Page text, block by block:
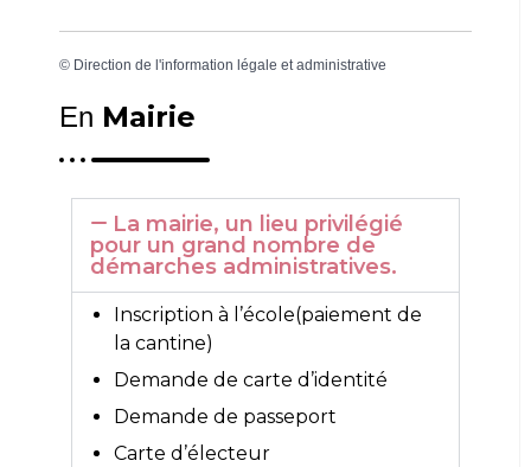
© Direction de l'information légale et administrative
En Mairie
La mairie, un lieu privilégié
pour un grand nombre de
démarches administratives.
Inscription à l’école(paiement de
la cantine)
Demande de carte d’identité
Demande de passeport
Carte d’électeur